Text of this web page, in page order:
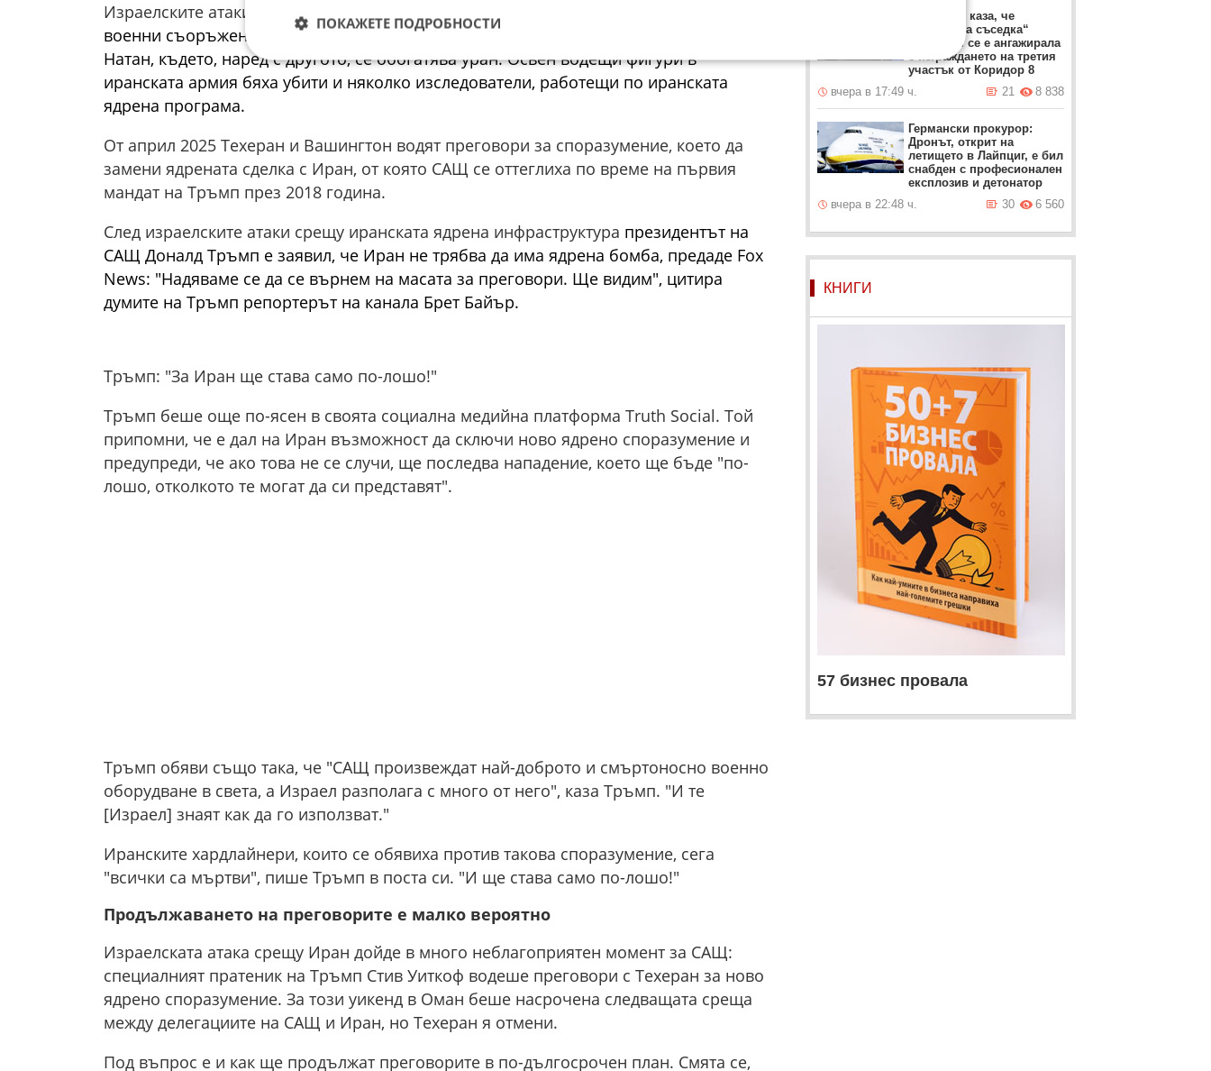
Израелските атаки
рано в петък сутринта, 13 юни, бяха насочени главно срещу
военни съоръжения и обекти на иранската ядрена програма, например това в
Натан, където, наред с другото, се обогатява уран. Освен водещи фигури в
иранската армия бяха убити и няколко изследователи, работещи по иранската
ядрена програма.
От април 2025 Техеран и Вашингтон водят преговори за споразумение, което да
замени ядрената сделка с Иран, от която САЩ се оттеглиха по време на първия
мандат на Тръмп през 2018 година.
След израелските атаки срещу иранската ядрена инфраструктура президентът на
САЩ Доналд Тръмп е заявил, че Иран не трябва да има ядрена бомба, предаде Fox
News: "Надяваме се да се върнем на масата за преговори. Ще видим", цитира
думите на Тръмп репортерът на канала Брет Байър.
Тръмп: "За Иран ще става само по-лошо!"
Тръмп беше още по-ясен в своята социална медийна платформа Truth Social. Той
припомни, че е дал на Иран възможност да сключи ново ядрено споразумение и
предупреди, че ако това не се случи, ще последва нападение, което ще бъде "по-
лошо, отколкото те могат да си представят".
Тръмп обяви също така, че "САЩ произвеждат най-доброто и смъртоносно военно
оборудване в света, а Израел разполага с много от него", каза Тръмп. "И те
[Израел] знаят как да го използват."
Иранските хардлайнери, които се обявиха против такова споразумение, сега
"всички са мъртви", пише Тръмп в поста си. "И ще става само по-лошо!"
Продължаването на преговорите е малко вероятно
Израелската атака срещу Иран дойде в много неблагоприятен момент за САЩ:
специалният пратеник на Тръмп Стив Уиткоф водеше преговори с Техеран за ново
ядрено споразумение. За този уикенд в Оман беше насрочена следващата среща
между делегациите на САЩ и Иран, но Техеран я отмени.
Под въпрос е и как ще продължат преговорите в по-дългосрочен план. Смята се,
Мицкоски каза, че
„източната съседка“
България се е ангажирала
с изграждането на третия
участък от Коридор 8
вчера в 17:49 ч.
8 838
21
Германски прокурор:
Дронът, открит на
летището в Лайпциг, е бил
снабден с професионален
експлозив и детонатор
вчера в 22:48 ч.
6 560
30
КНИГИ
57 бизнес провала
ПОКАЖЕТЕ ПОДРОБНОСТИ